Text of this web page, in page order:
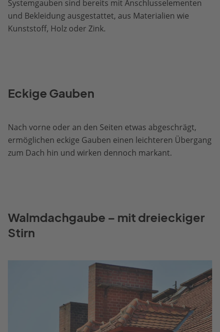
Systemgauben sind bereits mit Anschlusselementen
und Bekleidung ausgestattet, aus Materialien wie
Kunststoff, Holz oder Zink.
Eckige Gauben
Nach vorne oder an den Seiten etwas abgeschrägt,
ermöglichen eckige Gauben einen leichteren Übergang
zum Dach hin und wirken dennoch markant.
Walmdachgaube – mit dreieckiger
Stirn